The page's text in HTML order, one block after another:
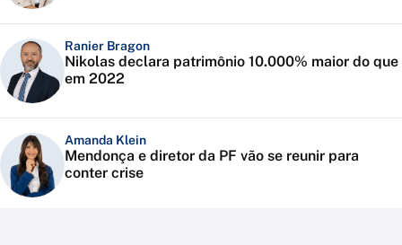
Ranier Bragon
Nikolas declara patrimônio 10.000% maior do que
em 2022
Amanda Klein
Mendonça e diretor da PF vão se reunir para
conter crise